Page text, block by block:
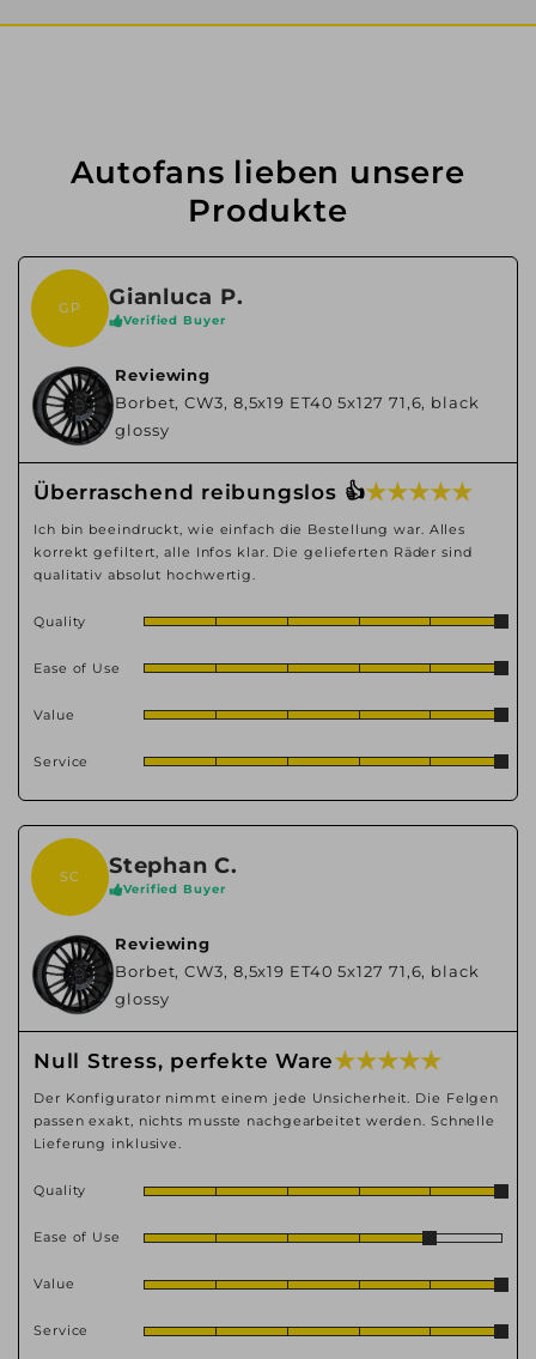
Autofans lieben unsere
Produkte
GP Gianluca P.
Verified Buyer
Reviewing
Borbet, CW3, 8,5x19 ET40 5x127 71,6, black
glossy
Überraschend reibungslos 👍★ ★ ★ ★ ★
Ich bin beeindruckt, wie einfach die Bestellung war. Alles
korrekt gefiltert, alle Infos klar. Die gelieferten Räder sind
qualitativ absolut hochwertig.
Quality
Ease of Use
Value
Service
SC Stephan C.
Verified Buyer
Reviewing
Borbet, CW3, 8,5x19 ET40 5x127 71,6, black
glossy
Null Stress, perfekte Ware★ ★ ★ ★ ★
Der Konfigurator nimmt einem jede Unsicherheit. Die Felgen
passen exakt, nichts musste nachgearbeitet werden. Schnelle
Lieferung inklusive.
Quality
Ease of Use
Value
Service